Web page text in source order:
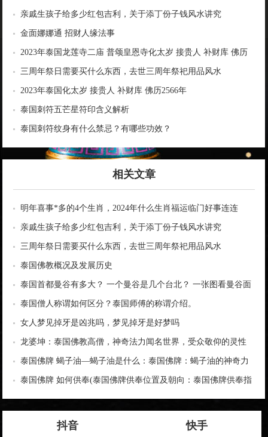
亲戚生孩子给多少红包吉利，关于添丁份子钱风水讲究
金面娜娜通 招财人缘法事
2023年泰国龙莲寺二庙 普颂皇恩寺化太岁 接贵人 补财库 佛历
2566年
三周年祭日需要买什么东西，去世三周年祭祀用品风水
2023年泰国化太岁 接贵人 补财库 佛历2566年
泰国刺符五芒星符印含义解析
泰国刺符纹身有什么禁忌？有哪些功效？
相关文章
明年喜事*多的4个生肖，2024年什么生肖福运临门好事连连
亲戚生孩子给多少红包吉利，关于添丁份子钱风水讲究
三周年祭日需要买什么东西，去世三周年祭祀用品风水
泰国佛教概况及发展历史
泰国首都曼谷有多大？ 一个曼谷是几个台北？ 一张图看曼谷面
积与各大城市比较
泰国僧人称谓如何区分？泰国师傅的称谓介绍。
女人梦见掉牙是凶兆吗，梦见掉牙是好梦吗
龙婆坤：泰国佛教高僧，神奇法力闻名世界，受众敬仰的灵性
导师
泰国佛牌 蝎子油—蝎子油是什么：泰国佛牌：蝎子油的神奇力
量
泰国佛牌 如何供奉(泰国佛牌供奉位置及朝向：泰国佛牌供奉指
南)
抖音 快手